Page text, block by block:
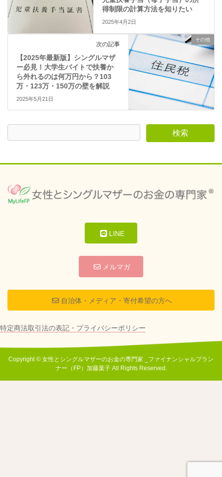
)
得制限の計算方法を知りたい
2025年4月2日
その他
次の記事
【2025年最新版】シングルマザ
ー必見！大学生バイトで扶養か
ら外れるのは何万円から？103
万・123万・150万の壁を解説
2025年5月21日
LINE
メルマガ
自治体・メディア・寄付希望の方へ
特定商法取引法の表記・プライバシーポリシー
Copyright © 女性とシングルマザーのお金の専門家 _ファイナンシャルプラン
ナー（FP）加藤葉子 All Rights Reserved.